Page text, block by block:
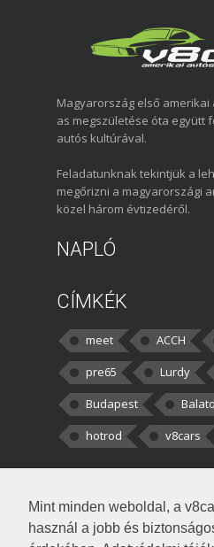
Mint minden weboldal, a
használ a jobb és
Magyarország első amerikai
as megszületése óta együtt
autós kultúrával.
Feladatunknak tekintjük a
megőrizni a magyarországi
közel három évtizedéről.
NAPLÓ
CÍMKÉK
meet ACCH
pre65
Lurdy
Budapest
hotrod
v8cars
kortisz:
darabbaal számoltam. Nem